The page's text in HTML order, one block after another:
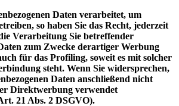
Daten verarbeitet, um
so haben Sie das Recht, jederzeit
Verarbeitung Sie betreffender
zum Zwecke derartiger Werbung
für das Profiling, soweit es mit solcher
steht. Wenn Sie widersprechen,
Daten anschließend nicht
Direktwerbung verwendet
21 Abs. 2 DSGVO).